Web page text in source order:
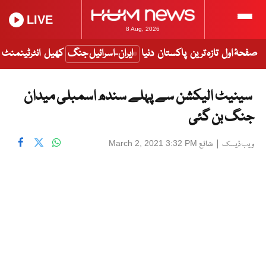
8 Aug, 2026
LIVE
صفحۂ اول تازہ ترین پاکستان دنیا ایران-اسرائیل جنگ کھیل انٹرٹینمنٹ
سینیٹ الیکشن سے پہلے سندھ اسمبلی میدان
جنگ بن گئی
ویب ڈیسک | شائع March 2, 2021 3:32 PM